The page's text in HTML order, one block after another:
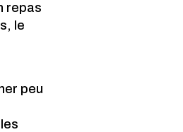
repas
le
peu